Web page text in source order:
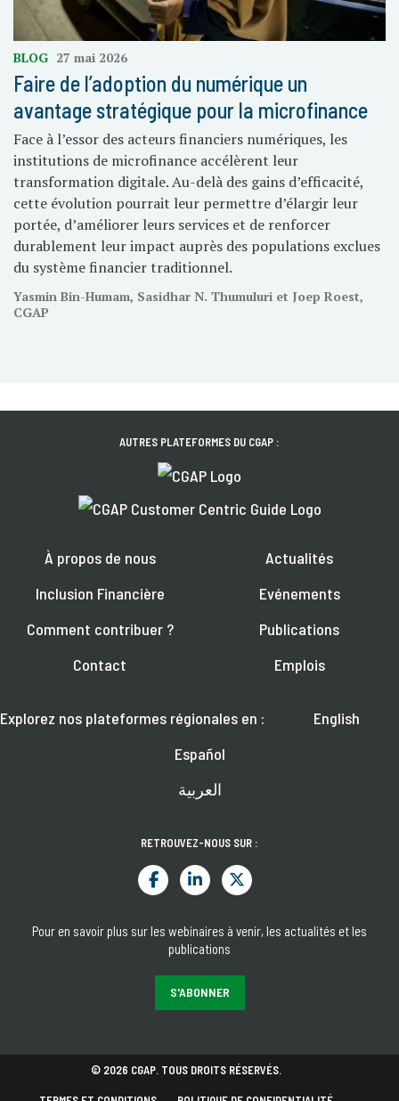
BLOG 27 mai 2026
Faire de l’adoption du numérique un
avantage stratégique pour la microfinance
Face à l’essor des acteurs financiers numériques, les
institutions de microfinance accélèrent leur
transformation digitale. Au-delà des gains d’efficacité,
cette évolution pourrait leur permettre d’élargir leur
portée, d’améliorer leurs services et de renforcer
durablement leur impact auprès des populations exclues
du système financier traditionnel.
Yasmin Bin-Humam, Sasidhar N. Thumuluri et Joep Roest,
CGAP
AUTRES PLATEFORMES DU CGAP :
À propos de nous
Inclusion Financière
Comment contribuer ?
Contact
Actualités
Evénements
Publications
Emplois
Explorez nos plateformes régionales en :
English
Español
العربية
RETROUVEZ-NOUS SUR :
Pour en savoir plus sur les webinaires à venir, les actualités et les
publications
S'ABONNER
© 2026 CGAP. TOUS DROITS RÉSERVÉS.